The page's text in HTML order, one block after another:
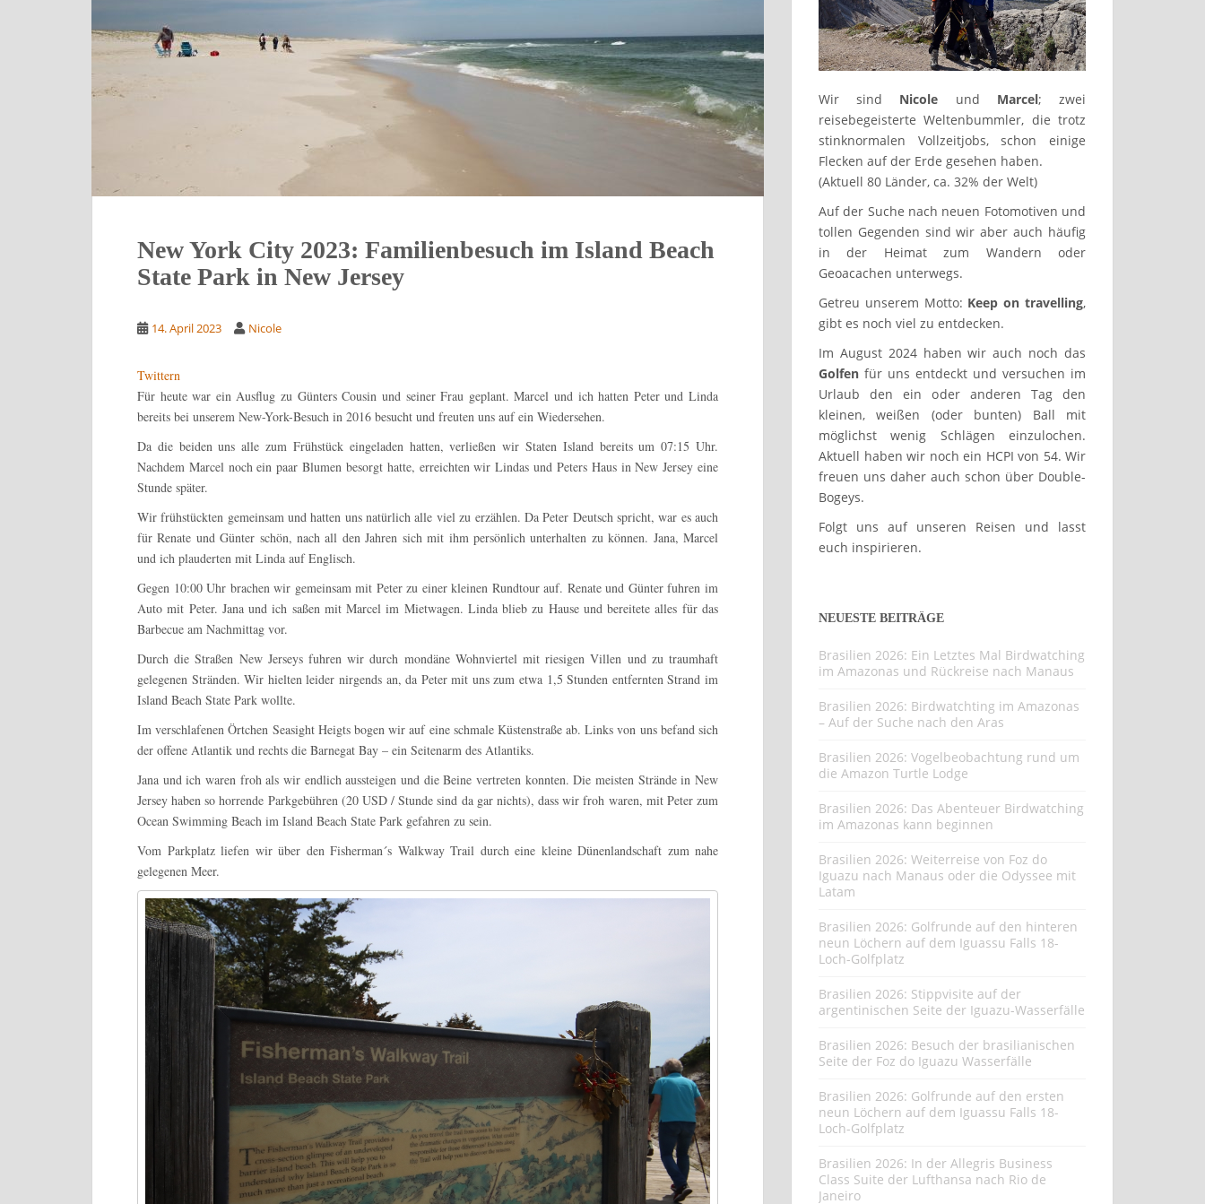
New York City 2023: Familienbesuch im Island Beach
State Park in New Jersey
14. April 2023 Nicole
Twittern
Für heute war ein Ausflug zu Günters Cousin und seiner Frau geplant. Marcel und ich hatten Peter und Linda
bereits bei unserem New-York-Besuch in 2016 besucht und freuten uns auf ein Wiedersehen.
Da die beiden uns alle zum Frühstück eingeladen hatten, verließen wir Staten Island bereits um 07:15 Uhr.
Nachdem Marcel noch ein paar Blumen besorgt hatte, erreichten wir Lindas und Peters Haus in New Jersey eine
Stunde später.
Wir frühstückten gemeinsam und hatten uns natürlich alle viel zu erzählen. Da Peter Deutsch spricht, war es auch
für Renate und Günter schön, nach all den Jahren sich mit ihm persönlich unterhalten zu können. Jana, Marcel
und ich plauderten mit Linda auf Englisch.
Gegen 10:00 Uhr brachen wir gemeinsam mit Peter zu einer kleinen Rundtour auf. Renate und Günter fuhren im
Auto mit Peter. Jana und ich saßen mit Marcel im Mietwagen. Linda blieb zu Hause und bereitete alles für das
Barbecue am Nachmittag vor.
Durch die Straßen New Jerseys fuhren wir durch mondäne Wohnviertel mit riesigen Villen und zu traumhaft
gelegenen Stränden. Wir hielten leider nirgends an, da Peter mit uns zum etwa 1,5 Stunden entfernten Strand im
Island Beach State Park wollte.
Im verschlafenen Örtchen Seasight Heigts bogen wir auf eine schmale Küstenstraße ab. Links von uns befand sich
der offene Atlantik und rechts die Barnegat Bay – ein Seitenarm des Atlantiks.
Jana und ich waren froh als wir endlich aussteigen und die Beine vertreten konnten. Die meisten Strände in New
Jersey haben so horrende Parkgebühren (20 USD / Stunde sind da gar nichts), dass wir froh waren, mit Peter zum
Ocean Swimming Beach im Island Beach State Park gefahren zu sein.
Vom Parkplatz liefen wir über den Fisherman´s Walkway Trail durch eine kleine Dünenlandschaft zum nahe
gelegenen Meer.
Wir sind Nicole und Marcel; zwei
reisebegeisterte Weltenbummler, die trotz
stinknormalen Vollzeitjobs, schon einige
Flecken auf der Erde gesehen haben.
(Aktuell 80 Länder, ca. 32% der Welt)
Auf der Suche nach neuen Fotomotiven und
tollen Gegenden sind wir aber auch häufig
in der Heimat zum Wandern oder
Geoacachen unterwegs.
Getreu unserem Motto: Keep on travelling,
gibt es noch viel zu entdecken.
Im August 2024 haben wir auch noch das
Golfen für uns entdeckt und versuchen im
Urlaub den ein oder anderen Tag den
kleinen, weißen (oder bunten) Ball mit
möglichst wenig Schlägen einzulochen.
Aktuell haben wir noch ein HCPI von 54. Wir
freuen uns daher auch schon über Double-
Bogeys.
Folgt uns auf unseren Reisen und lasst
euch inspirieren.
NEUESTE BEITRÄGE
Brasilien 2026: Ein Letztes Mal Birdwatching
im Amazonas und Rückreise nach Manaus
Brasilien 2026: Birdwatchting im Amazonas
– Auf der Suche nach den Aras
Brasilien 2026: Vogelbeobachtung rund um
die Amazon Turtle Lodge
Brasilien 2026: Das Abenteuer Birdwatching
im Amazonas kann beginnen
Brasilien 2026: Weiterreise von Foz do
Iguazu nach Manaus oder die Odyssee mit
Latam
Brasilien 2026: Golfrunde auf den hinteren
neun Löchern auf dem Iguassu Falls 18-
Loch-Golfplatz
Brasilien 2026: Stippvisite auf der
argentinischen Seite der Iguazu-Wasserfälle
Brasilien 2026: Besuch der brasilianischen
Seite der Foz do Iguazu Wasserfälle
Brasilien 2026: Golfrunde auf den ersten
neun Löchern auf dem Iguassu Falls 18-
Loch-Golfplatz
Brasilien 2026: In der Allegris Business
Class Suite der Lufthansa nach Rio de
Janeiro